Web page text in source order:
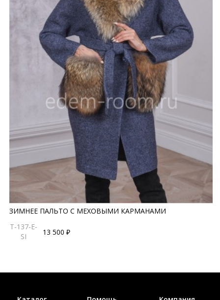
ЗИМНЕЕ ПАЛЬТО С МЕХОВЫМИ КАРМАНАМИ
T-137-E-
SI
13 500 ₽